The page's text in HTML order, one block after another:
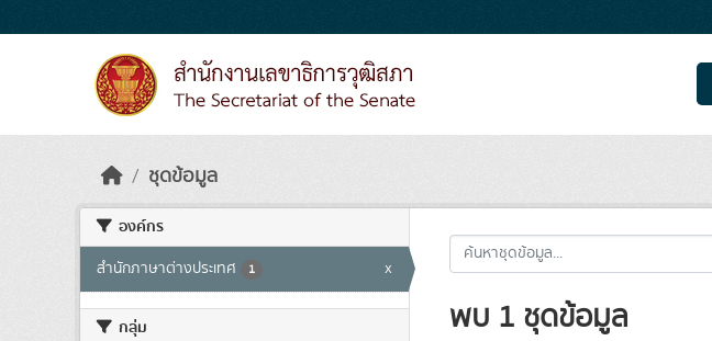
ชุดข้อมูล
องค์กร
สำนักภาษาต่างประเทศ 1 x
กลุ่ม พบ 1 ชุดข้อมูล